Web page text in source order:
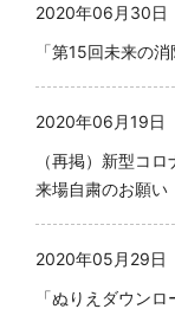
2020年06月30日
「第15回未来の
2020年06月19日
（再掲）新型コ
来場自粛のお願い
2020年05月29日
「ぬりえダウン